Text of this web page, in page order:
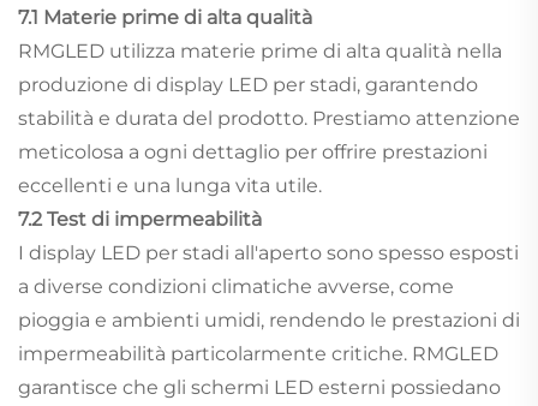
7.1 Materie prime di alta qualità
RMGLED utilizza materie prime di alta qualità nella
produzione di display LED per stadi, garantendo
stabilità e durata del prodotto. Prestiamo attenzione
meticolosa a ogni dettaglio per offrire prestazioni
eccellenti e una lunga vita utile.
7.2 Test di impermeabilità
I display LED per stadi all'aperto sono spesso esposti
a diverse condizioni climatiche avverse, come
pioggia e ambienti umidi, rendendo le prestazioni di
impermeabilità particolarmente critiche. RMGLED
garantisce che gli schermi LED esterni possiedano